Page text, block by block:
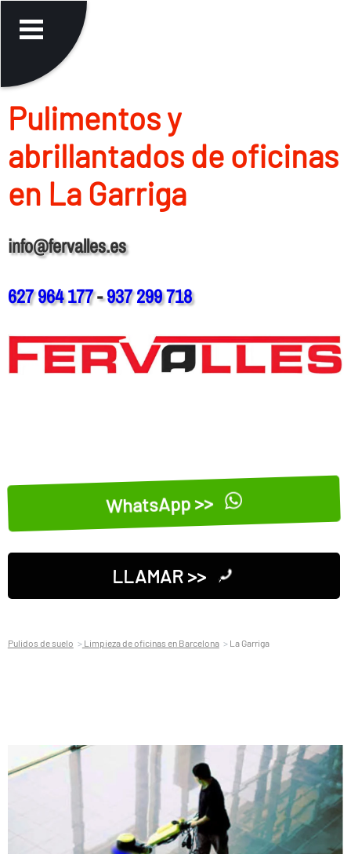
Pulimentos y
abrillantados de oficinas
en La Garriga
info@fervalles.es
627 964 177-937 299 718
WhatsApp >>
LLAMAR >>
Pulidos de suelo Limpieza de oficinas en Barcelona La Garriga